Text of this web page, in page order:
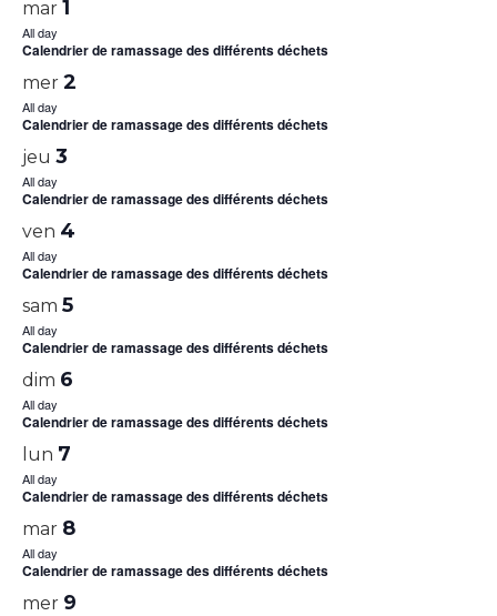
mar 1
All day
Calendrier de ramassage des différents déchets
mer 2
All day
Calendrier de ramassage des différents déchets
jeu 3
All day
Calendrier de ramassage des différents déchets
ven 4
All day
Calendrier de ramassage des différents déchets
sam 5
All day
Calendrier de ramassage des différents déchets
dim 6
All day
Calendrier de ramassage des différents déchets
lun 7
All day
Calendrier de ramassage des différents déchets
mar 8
All day
Calendrier de ramassage des différents déchets
mer 9